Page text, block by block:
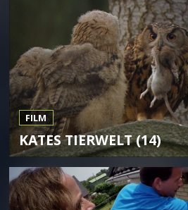
FILM
KATES TIERWELT (14)